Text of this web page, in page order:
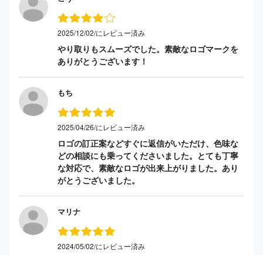
2025/12/02/にレビュー済み
やり取りもスムーズでした。素敵なロゴマークを
ありがとうございます！
もち
2025/04/26/にレビュー済み
ロゴの訂正案などすぐに返信がいただけ、色味な
どの相談にも乗ってくださいました。とても丁寧
な対応で、素敵なロゴが出来上がりました。あり
がとうございました。
マリナ
2024/05/02/にレビュー済み